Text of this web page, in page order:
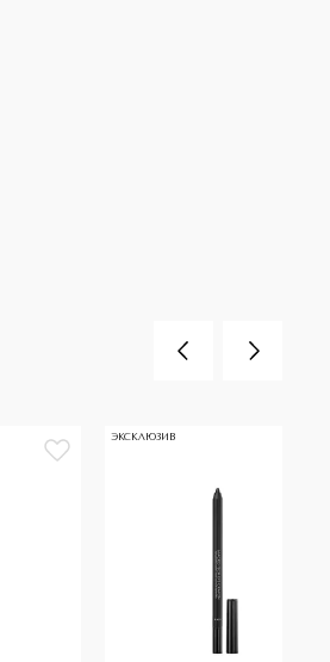
ЭКСКЛЮЗИВ